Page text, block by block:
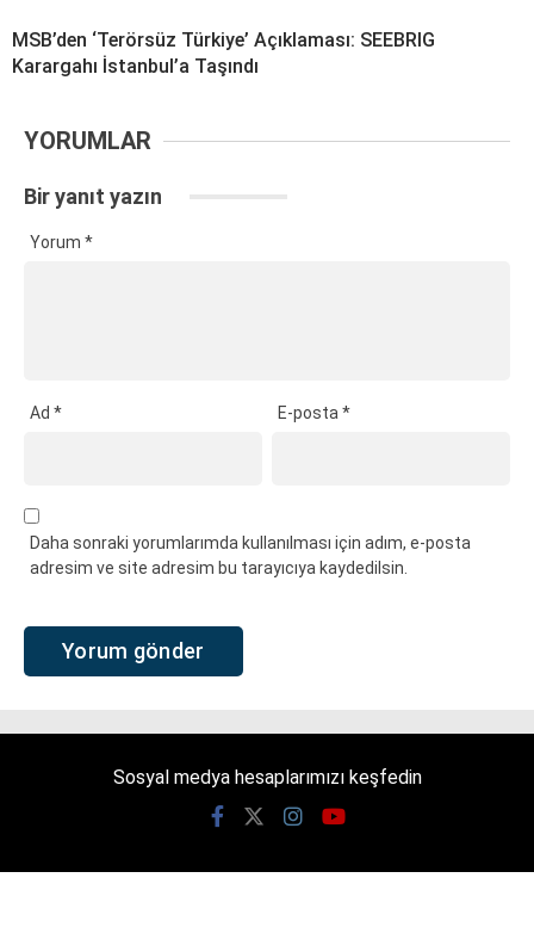
MSB’den ‘Terörsüz Türkiye’ Açıklaması: SEEBRIG
Karargahı İstanbul’a Taşındı
YORUMLAR
Bir yanıt yazın
Yorum *
Ad * E-posta*
Daha sonraki yorumlarımda kullanılması için adım, e-posta
adresim ve site adresim bu tarayıcıya kaydedilsin.
Sosyal medya hesaplarımızı keşfedin